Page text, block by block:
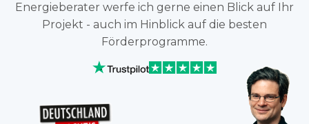
Energieberater werfe ich gerne einen Blick auf Ihr
Projekt - auch im Hinblick auf die besten
Förderprogramme.